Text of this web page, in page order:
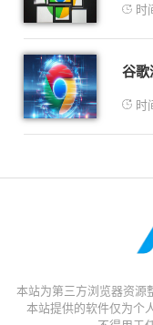
时
时
本站为第三方浏览器资源
本站提供的软件仅为个